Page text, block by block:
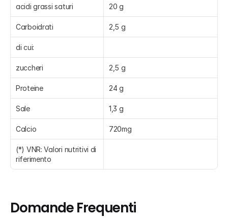
acidi grassi saturi 20 g
Carboidrati 2,5 g
di cui:
zuccheri 2,5 g
Proteine 24 g
Sale 1,3 g
Calcio 720mg
(*) VNR: Valori nutritivi di
riferimento
Domande Frequenti